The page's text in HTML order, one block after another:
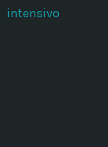
intensivo